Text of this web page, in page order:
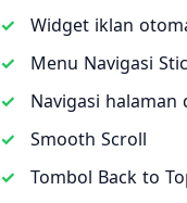
Widget iklan
Menu Navigasi
Navigasi
Smooth Scroll
Tombol Back to